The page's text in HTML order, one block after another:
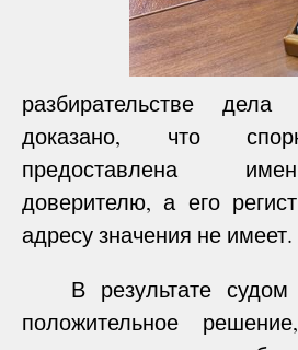
разбирательстве
доказано, что
предоставлена
доверителю, а его
адресу значения не имеет.
В результате судом
положительное